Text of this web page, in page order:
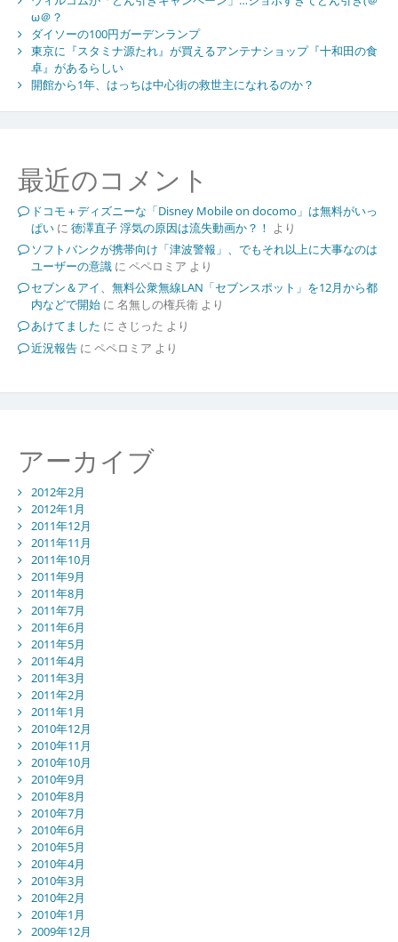
ω＠？
ダイソーの100円ガーデンランプ
東京に『スタミナ源たれ』が買えるアンテナショップ『十和田の食
卓』があるらしい
開館から1年、はっちは中心街の救世主になれるのか？
最近のコメント
ドコモ＋ディズニーな「Disney Mobile on docomo」は無料がいっ
ぱいに 徳澤直子 浮気の原因は流失動画か？！ より
ソフトバンクが携帯向け「津波警報」、でもそれ以上に大事なのは
ユーザーの意識に ペペロミア より
セブン＆アイ、無料公衆無線LAN「セブンスポット」を12月から都
内などで開始に 名無しの権兵衛より
あけてました に さじった より
近況報告に ペペロミア より
アーカイブ
2012年2月
2012年1月
2011年12月
2011年11月
2011年10月
2011年9月
2011年8月
2011年7月
2011年6月
2011年5月
2011年4月
2011年3月
2011年2月
2011年1月
2010年12月
2010年11月
2010年10月
2010年9月
2010年8月
2010年7月
2010年6月
2010年5月
2010年4月
2010年3月
2010年2月
2010年1月
2009年12月